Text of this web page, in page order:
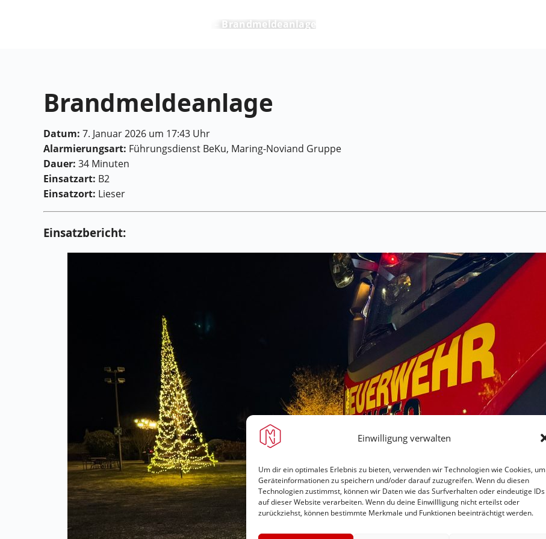
Einwilligung verwalten
Um dir ein optimales Erlebnis zu bieten, verwenden wir Technologien wie Cookies, um
Geräteinformationen zu speichern und/oder darauf zuzugreifen. Wenn du diesen
Technologien zustimmst, können wir Daten wie das Surfverhalten oder eindeutige IDs
auf dieser Website verarbeiten. Wenn du deine Einwillligung nicht erteilst oder
zurückziehst, können bestimmte Merkmale und Funktionen beeinträchtigt werden.
Brandmeldeanlage
Brandmeldeanlage
Datum: 7. Januar 2026 um 17:43 Uhr
Alarmierungsart: Führungsdienst BeKu, Maring-Noviand Gruppe
Dauer: 34 Minuten
Einsatzart: B2
Einsatzort: Lieser
Einsatzbericht: